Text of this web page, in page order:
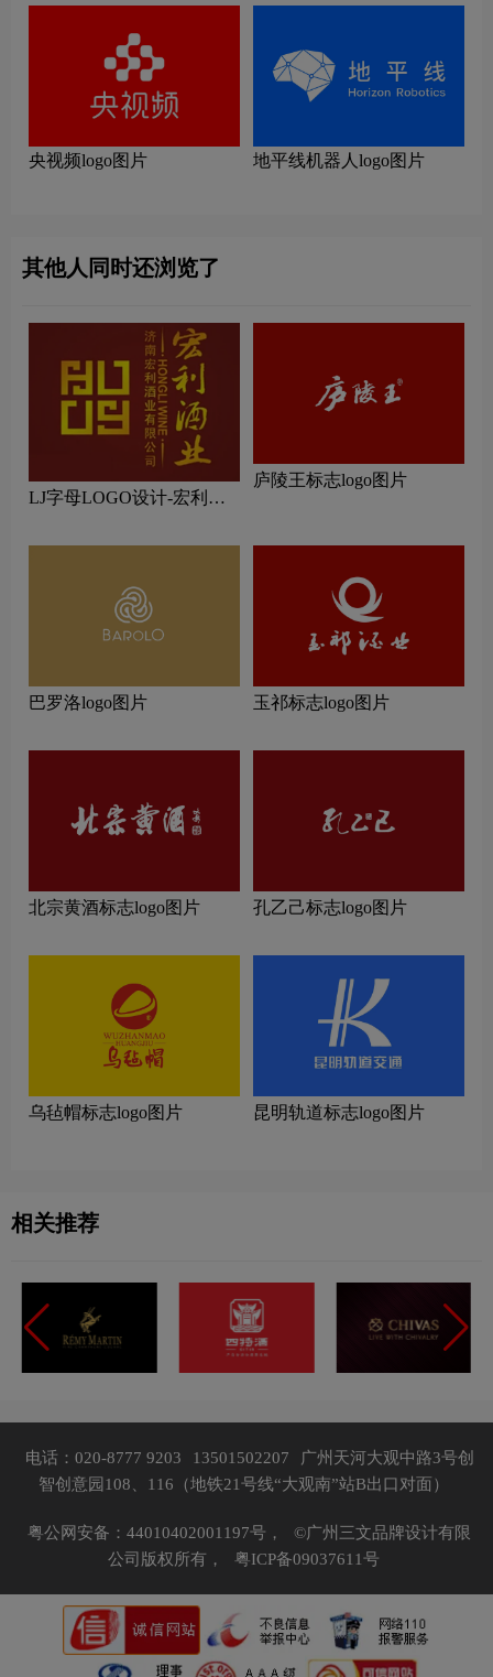
央视频logo图片 地平线机器人logo图片
其他人同时还浏览了
LJ字母LOGO设计-宏利酒
庐陵王标志logo图片
巴罗洛logo图片 玉祁标志logo图片
北宗黄酒标志logo图片 孔乙己标志logo图片
乌毡帽标志logo图片 昆明轨道标志logo图片
相关推荐
电话：020-8777 9203 13501502207
广州天河大观中路3号创
智创意园108、116（地铁21号线“大观南”站B出口对面）
粤公网安备：44010402001197号，
©广州三文品牌设计有限
公司版权所有，
粤ICP备09037611号